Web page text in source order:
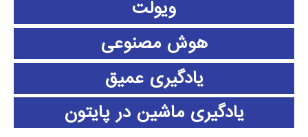
ویولت
هوش مصنوعی
یادگیری عمیق
یادگیری ماشین در پایتون